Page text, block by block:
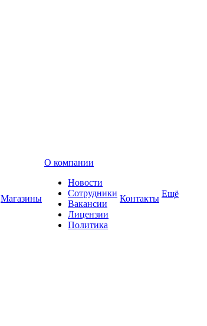
Магазины
О компании
Новости
Сотрудники
Вакансии
Лицензии
Политика
Контакты Ещё